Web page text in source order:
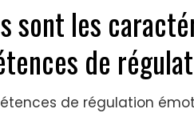
sont les
de
de régulation